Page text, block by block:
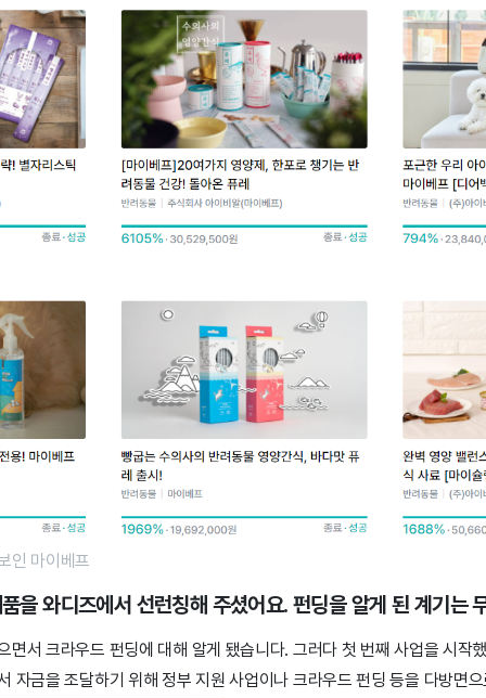
인 마이베프
을 와디즈에서 선런칭해 주셨어요. 펀딩을 알게 된 계기는
면서 크라우드 펀딩에 대해 알게 됐습니다. 그러다 첫 번째 사업을 시작
자금을 조달하기 위해 정부 지원 사업이나 크라우드 펀딩 등을 다방면